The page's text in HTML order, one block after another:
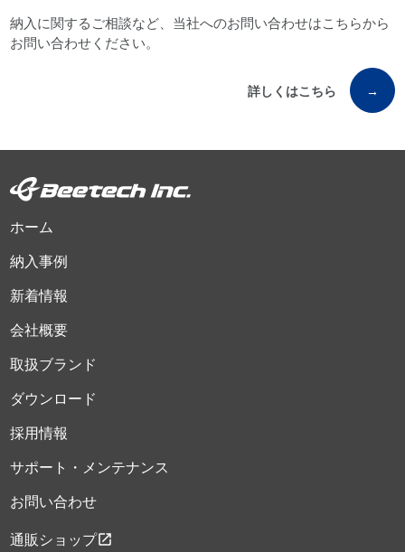
納入に関するご相談など、当社へのお問い合わせはこちらから
お問い合わせください。
詳しくはこちら →
ホーム
納入事例
新着情報
会社概要
取扱ブランド
ダウンロード
採用情報
サポート・メンテナンス
お問い合わせ
通販ショップopen_in_new